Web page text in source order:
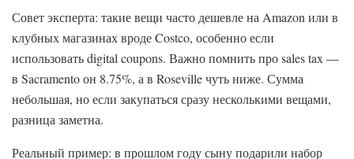
Совет эксперта: такие вещи часто дешевле на Amazon или в
клубных магазинах вроде Costco, особенно если
использовать digital coupons. Важно помнить про sales tax —
в Sacramento он 8.75%, а в Roseville чуть ниже. Сумма
небольшая, но если закупаться сразу несколькими вещами,
разница заметна.
Реальный пример: в прошлом году сыну подарили набор